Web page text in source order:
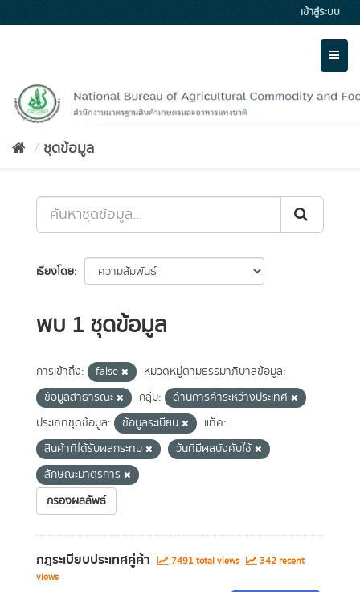
to
เข้าสู่ระบบ
ชุดข้อมูล
เรียงโดย
พบ 1 ชุดข้อมูล
การเข้าถึง: false
หมวดหมู่ตามธรรมาภิบาลข้อมูล:
ข้อมูลสาธารณะ
กลุ่ม:
ด้านการค้าระหว่างประเทศ
ประเภทชุดข้อมูล:
ข้อมูลระเบียน
แท็ค:
สินค้าที่ได้รับผลกระทบ
วันที่มีผลบังคับใช้
ลักษณะมาตรการ
กรองผลลัพธ์
กฎระเบียบประเทศคู่ค้า 7491 total views
342 recent
views